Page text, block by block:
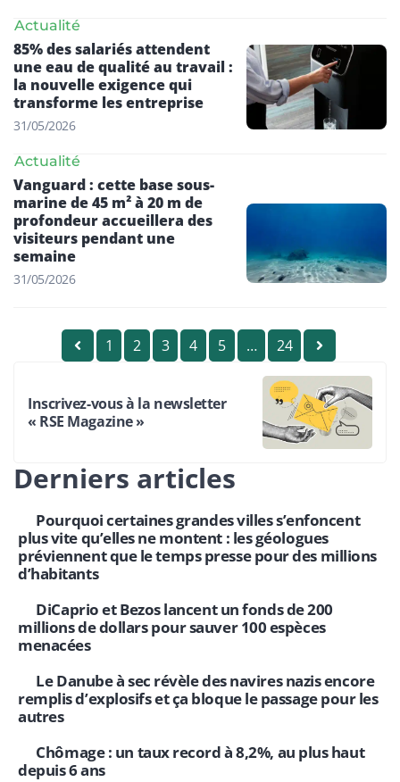
Actualité
85% des salariés attendent
une eau de qualité au travail :
la nouvelle exigence qui
transforme les entreprise
31/05/2026
Actualité
Vanguard : cette base sous-
marine de 45 m² à 20 m de
profondeur accueillera des
visiteurs pendant une
semaine
31/05/2026
1 2 3 4 5 … 24
Inscrivez-vous à la newsletter
« RSE Magazine »
Derniers articles
Pourquoi certaines grandes villes s’enfoncent
plus vite qu’elles ne montent : les géologues
préviennent que le temps presse pour des millions
d’habitants
DiCaprio et Bezos lancent un fonds de 200
millions de dollars pour sauver 100 espèces
menacées
Le Danube à sec révèle des navires nazis encore
remplis d’explosifs et ça bloque le passage pour les
autres
Chômage : un taux record à 8,2%, au plus haut
depuis 6 ans